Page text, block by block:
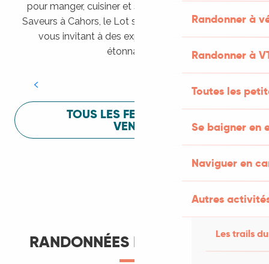
Randonner à
Randonner à
Toutes les
Se baigner en
Naviguer en
Autres
Les trails
pour manger, cuisiner et s’amuser pendant Lot of
Saveurs à Cahors, le Lot sait vous mettre à l’aise en
vous invitant à des expériences sensorielles
étonnantes !
Festival Lot of Saveurs
TOUS LES FESTIVALS À
VENIR
RANDONNÉES ET ITINÉRANCE